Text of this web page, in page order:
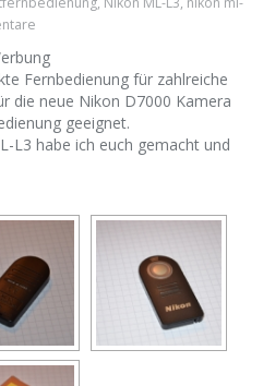
Fernbedienung für zahlreiche
die neue Nikon D7000 Kamera
geeignet.
L3 habe ich euch gemacht und